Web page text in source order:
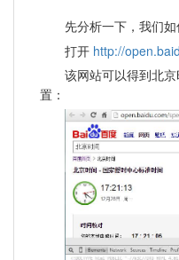
先分析一下，我们如
打开 http://
该网站可以得到北
置：